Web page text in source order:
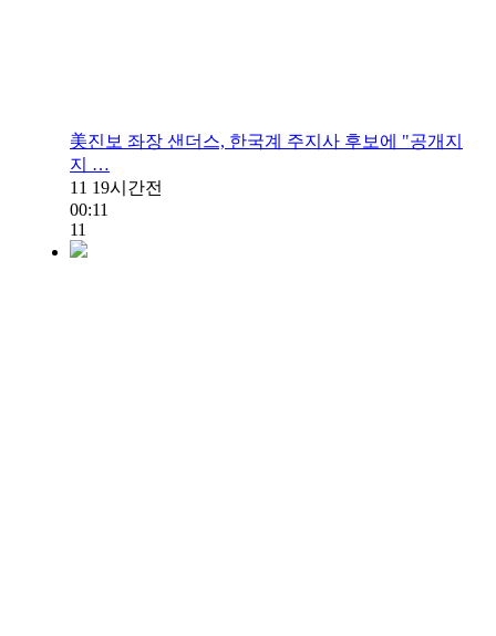
美진보 좌장 샌더스, 한국계 주지사 후보에 "공개지
지 …
11 19시간전
00:11
11